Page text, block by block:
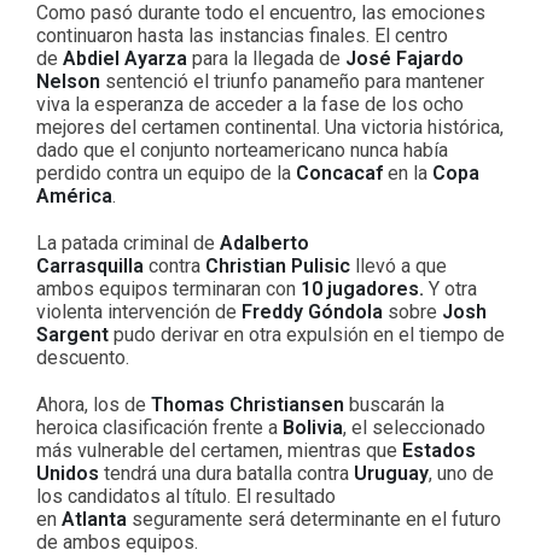
Como pasó durante todo el encuentro, las emociones
continuaron hasta las instancias finales. El centro
de Abdiel Ayarza para la llegada de José Fajardo
Nelson sentenció el triunfo panameño para mantener
viva la esperanza de acceder a la fase de los ocho
mejores del certamen continental. Una victoria histórica,
dado que el conjunto norteamericano nunca había
perdido contra un equipo de la Concacaf en la Copa
América.
La patada criminal de Adalberto
Carrasquilla contra Christian Pulisic llevó a que
ambos equipos terminaran con 10 jugadores. Y otra
violenta intervención de Freddy Góndola sobre Josh
Sargent pudo derivar en otra expulsión en el tiempo de
descuento.
Ahora, los de Thomas Christiansen buscarán la
heroica clasificación frente a Bolivia, el seleccionado
más vulnerable del certamen, mientras que Estados
Unidos tendrá una dura batalla contra Uruguay, uno de
los candidatos al título. El resultado
en Atlanta seguramente será determinante en el futuro
de ambos equipos.